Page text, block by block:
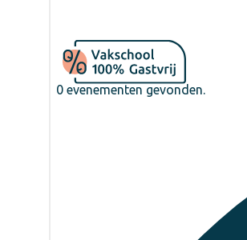
0 evenementen gevonden.